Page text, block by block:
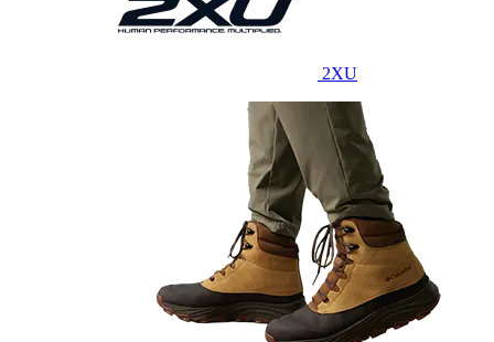
2XU